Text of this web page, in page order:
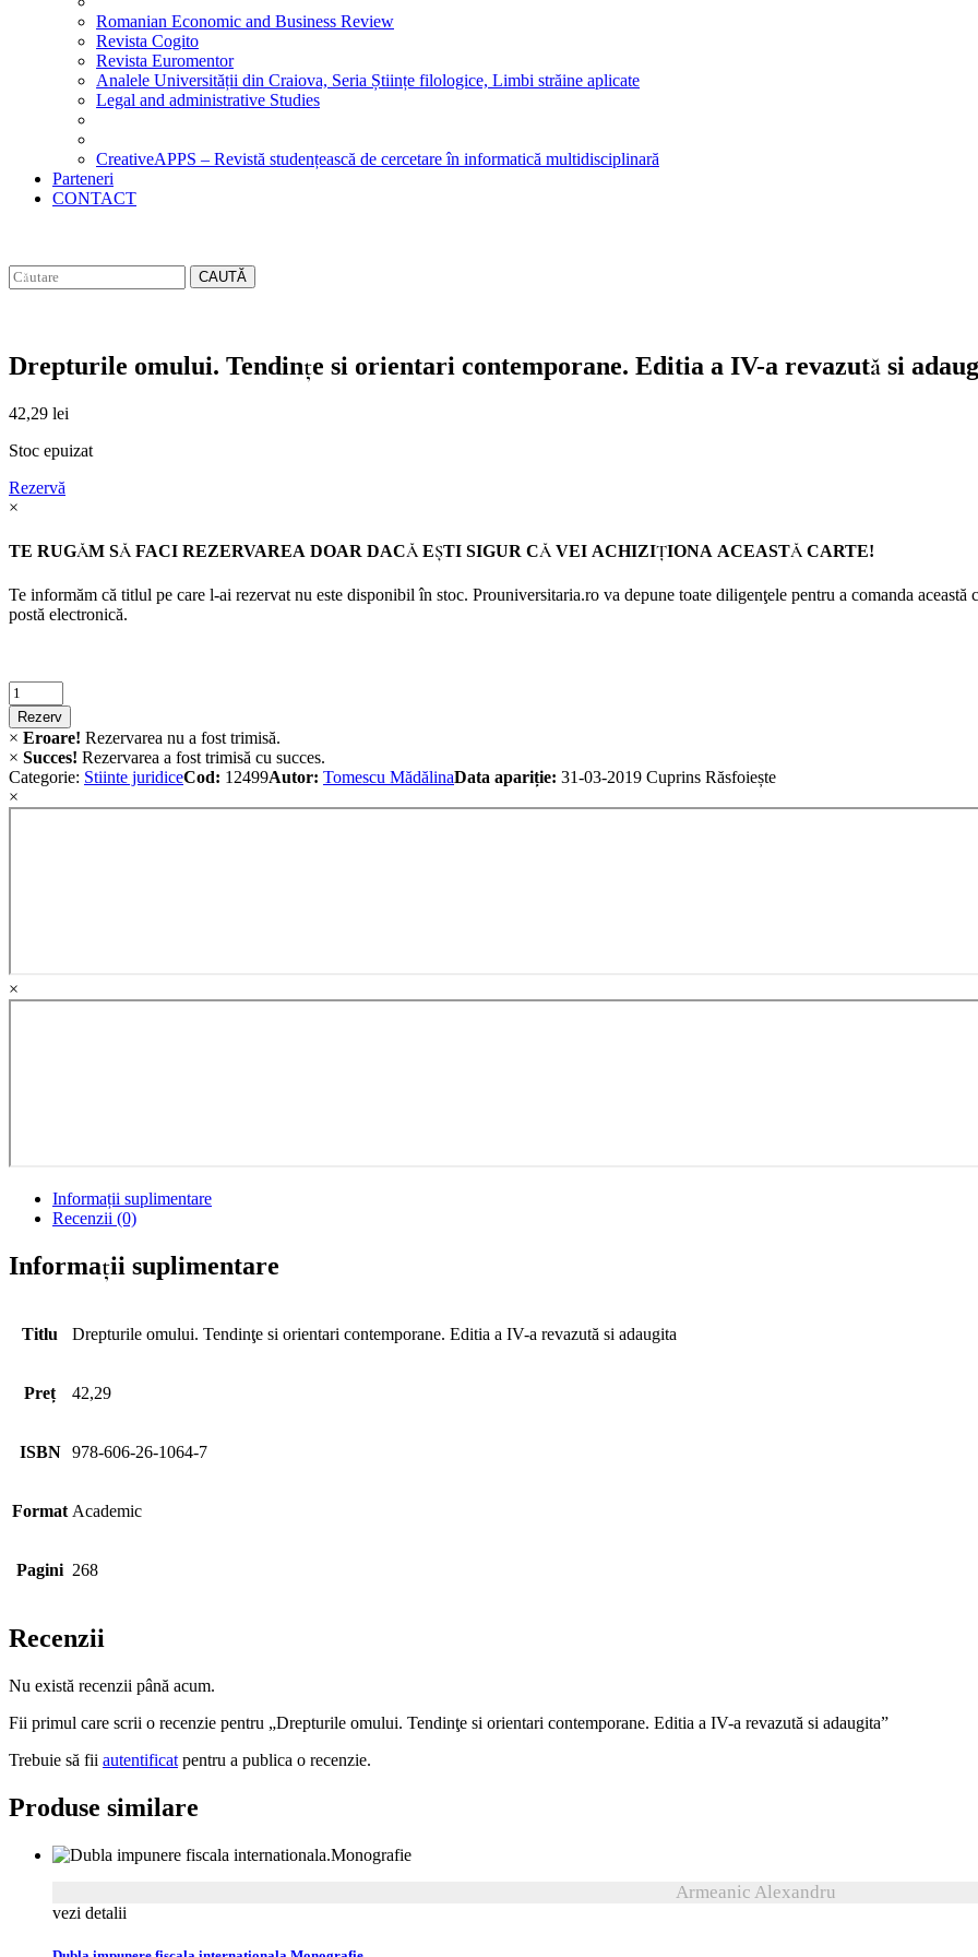
Romanian Economic and Business Review
Revista Cogito
Revista Euromentor
Analele Universității din Craiova, Seria Științe filologice, Limbi străine aplicate
Legal and administrative Studies
CreativeAPPS – Revistă studențească de cercetare în informatică multidisciplinară
Parteneri
CONTACT
CAUTĂ
Drepturile omului. Tendinţe si orientari contemporane. Editia a IV-a revazută si
42,29 lei
Stoc epuizat
Rezervă
×
TE RUGĂM SĂ FACI REZERVAREA DOAR DACĂ EŞTI SIGUR CĂ VEI ACHIZIŢIONA ACEASTĂ CARTE!
Te informăm că titlul pe care l-ai rezervat nu este disponibil în stoc. Prouniversitaria.ro va depune toate diligenţele pentru a comanda
postă electronică.
Criminalistica
quantity
Rezerv
× Eroare! Rezervarea nu a fost trimisă.
× Succes! Rezervarea a fost trimisă cu succes.
Categorie: Stiinte juridiceCod: 12499Autor: Tomescu MădălinaData apariție: 31-03-2019 Cuprins Răsfoiește
×
×
Informații suplimentare
Recenzii (0)
Informații suplimentare
Titlu Drepturile omului. Tendinţe si orientari contemporane. Editia a IV-a revazută si adaugita
Preț 42,29
ISBN 978-606-26-1064-7
Format Academic
Pagini 268
Recenzii
Nu există recenzii până acum.
Fii primul care scrii o recenzie pentru „Drepturile omului. Tendinţe si orientari contemporane. Editia a IV-a revazută si adaugita”
Trebuie să fii autentificat pentru a publica o recenzie.
Produse similare
Armeanic Alexandru
vezi detalii